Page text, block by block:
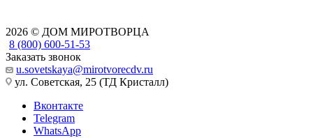
2026 © ДОМ МИРОТВОРЦА
8 (800) 600-51-53
Заказать звонок
u.sovetskaya@mirotvorecdv.ru
ул. Советская, 25 (ТД Кристалл)
Вконтакте
Telegram
WhatsApp